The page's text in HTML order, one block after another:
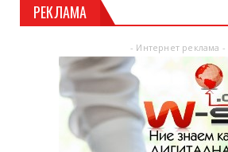
РЕКЛАМА
- Интернет реклама -